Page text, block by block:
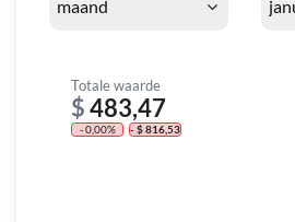
Totale waarde
$483,47
- 0,00% - $ 816,53